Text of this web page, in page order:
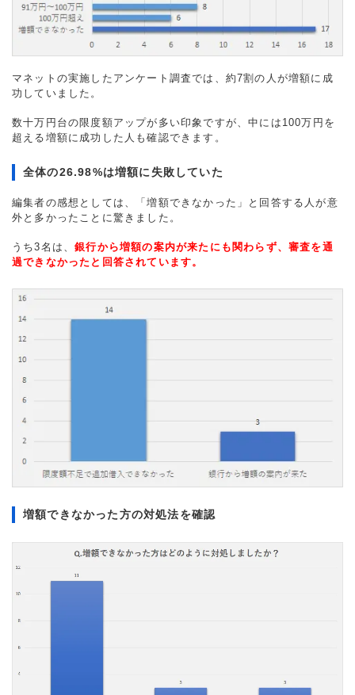
マネットの実施したアンケート調査では、約7割の人が増額に成
功していました。
数十万円台の限度額アップが多い印象ですが、中には100万円を
超える増額に成功した人も確認できます。
全体の26.98%は増額に失敗していた
編集者の感想としては、「増額できなかった」と回答する人が意
外と多かったことに驚きました。
うち3名は、銀行から増額の案内が来たにも関わらず、審査を通
過できなかったと回答されています。
増額できなかった方の対処法を確認